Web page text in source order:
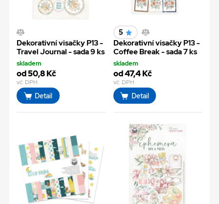
Dekorativní visačky P13 -
Travel Journal - sada 9 ks
skladem
od 50,8 Kč
vč. DPH
Detail
5
Dekorativní visačky P13 -
Coffee Break - sada 7 ks
skladem
od 47,4 Kč
vč. DPH
Detail